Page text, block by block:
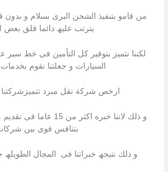
من قامو بتنفیذ الشحن البرى بسلام و
یترتب علیھ دائما قلق بعض
لكننا نتمیز بتوفیر كل التأمین فى خط سیر
السیارات و جعلتنا نقوم
ارخص شركة نقل مبرد
و ذلك لاننا خبره اكثر من
بتنافس قوى بین
و ذلك نتیجھ خبراتنا فى المجال